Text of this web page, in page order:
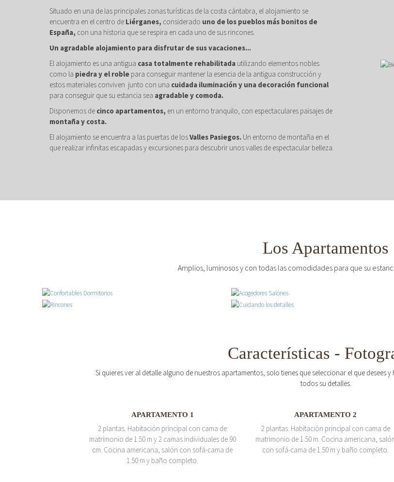
Situado en una de las principales zonas turísticas de la costa cántabra, el alojamiento se
encuentra en el centro de Liérganes, considerado uno de los pueblos más bonitos de
España, con una historia que se respira en cada uno de sus rincones.
Un agradable alojamiento para disfrutar de sus vacaciones...
El alojamiento es una antigua casa totalmente rehabilitada utilizando elementos nobles
como la piedra y el roble para conseguir mantener la esencia de la antigua construcción y
estos materiales conviven junto con una cuidada iluminación y una decoración funcional
para conseguir que su estancia sea agradable y comoda.
Disponemos de cinco apartamentos, en un entorno tranquilo, con espectaculares paisajes de
montaña y costa.
El alojamiento se encuentra a las puertas de losValles Pasiegos. Un entorno de montaña en el
que realizar infinitas escapadas y excursiones para descubrir unos valles de espectacular belleza.
Los Apartamentos
Amplios, luminosos y con todas las comodidades para que su
Características -
Si quieres ver al detalle alguno de nuestros apartamentos, solo tienes que seleccionar el que desees
todos su detalles.
APARTAMENTO 1
2 plantas. Habitación principal con cama de
matrimonio de 1.50 m y 2 camas individuales de 90
cm. Cocina americana, salón con sofá-cama de
1.50 m y baño completo.
APARTAMENTO 2
2 plantas. Habitación principal con cama de
matrimonio de 1.50 m. Cocina americana,
con sofá-cama de 1.50 m y baño completo.